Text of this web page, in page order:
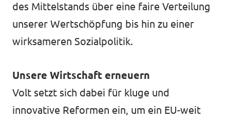
des Mittelstands über eine faire Verteilung
unserer Wertschöpfung bis hin zu einer
wirksameren Sozialpolitik.
Unsere Wirtschaft erneuern
Volt setzt sich dabei für kluge und
innovative Reformen ein, um ein EU-weit